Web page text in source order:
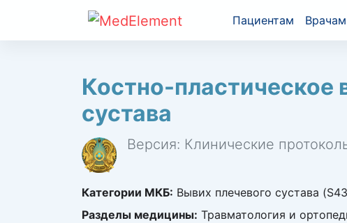
Пациентам Врачам
Костно-пластическое
сустава
Версия: Клинические
Категории МКБ: Вывих плечевого сустава
Разделы медицины: Травматология и